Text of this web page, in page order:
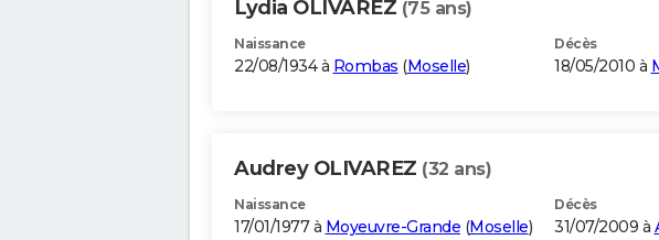
Lydia OLIVAREZ (75 ans)
Naissance
22/08/1934 à Rombas (Moselle)
Décès
18/05/2010 à
Audrey OLIVAREZ (32 ans)
Naissance
17/01/1977 à Moyeuvre-Grande (Moselle)
Décès
31/07/2009 à